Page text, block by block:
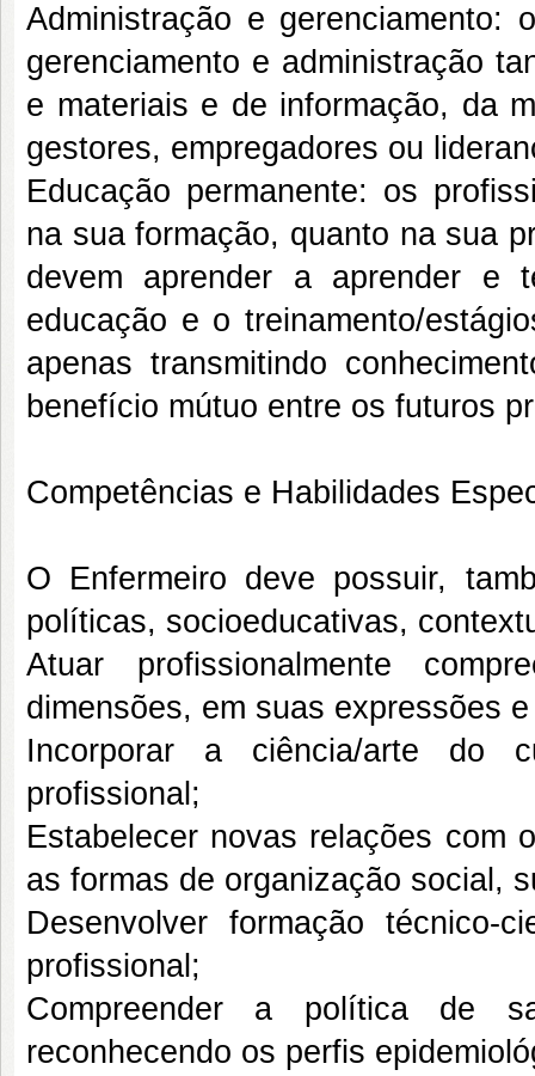
Administração e
gerenciamento e administração
e materiais e de informação, da
gestores, empregadores ou
Educação permanente: os
na sua formação, quanto na sua
devem aprender a aprender e
educação e o treinamento/
apenas transmitindo
benefício mútuo entre os futuros
Competências e Habilidades
O Enfermeiro deve possuir,
políticas, socioeducativas,
Atuar profissionalmente
dimensões, em suas expressões
Incorporar a ciência/arte do
profissional;
Estabelecer novas relações com
as formas de organização social,
Desenvolver formação técnico-
profissional;
Compreender a política de
reconhecendo os perfis